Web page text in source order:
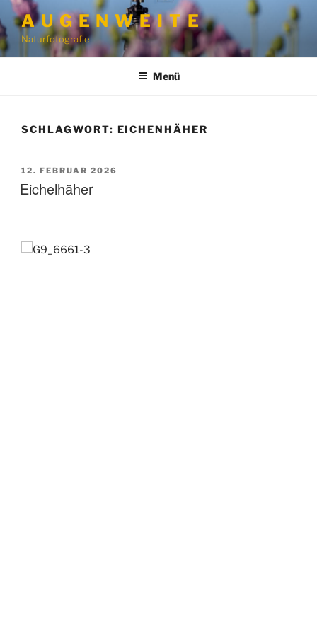
Zum
Inhalt
springen
A U G E N W E I T E
Naturfotografie
Menü
SCHLAGWORT: EICHENHÄHER
VERÖFFENTLICHT
AM
12. FEBRUAR 2026
Eichelhäher